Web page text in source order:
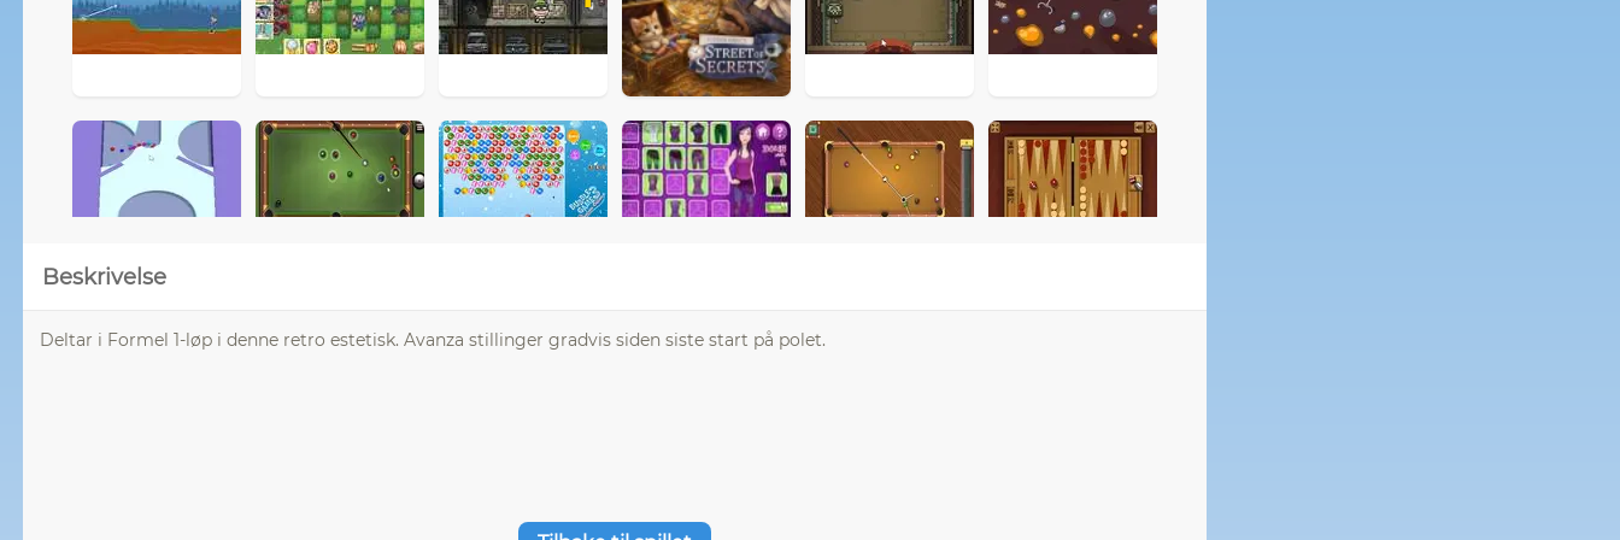
Beskrivelse
Deltar i Formel 1-løp i denne retro estetisk. Avanza stillinger gradvis siden siste start på polet.